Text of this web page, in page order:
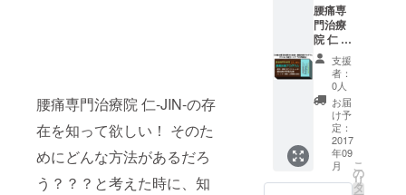
腰痛専門治療院 仁-JIN-の存
在を知って欲しい！ そのた
めにどんな方法があるだろ
う？？？と考えた時に、知
しレ
ポート
を作
成。 そ
れに基
づく感
動の
フィー
ドバッ
クに
よって
ご自身
では気
腰痛専
門治療
院 仁 -
JIN- の
腰痛専
門治療
を本格
的にご
利用頂
けるチ
ケット
です。
きちん
支援
者：
0人
お届
け予
定：
2017
年09
月
こ
の
リ
タ